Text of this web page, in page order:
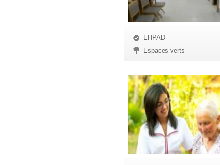
EHPAD
Espaces verts